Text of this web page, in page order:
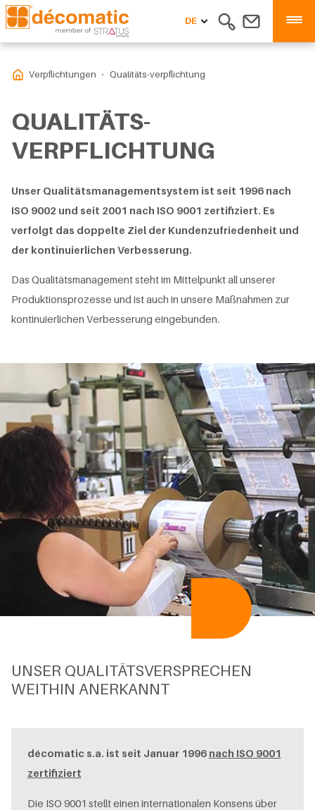
DE
Verpflichtungen Qualitäts-verpflichtung
QUALITÄTS-
VERPFLICHTUNG
Unser Qualitätsmanagementsystem ist seit 1996 nach
ISO 9002 und seit 2001 nach ISO 9001 zertifiziert. Es
verfolgt das doppelte Ziel der Kundenzufriedenheit und
der kontinuierlichen Verbesserung.
Das Qualitätsmanagement steht im Mittelpunkt all unserer
Produktionsprozesse und ist auch in unsere Maßnahmen zur
kontinuierlichen Verbesserung eingebunden.
UNSER QUALITÄTSVERSPRECHEN
WEITHIN ANERKANNT
décomatic s.a. ist seit Januar 1996 nach ISO 9001
zertifiziert
Die ISO 9001 stellt einen internationalen Konsens über